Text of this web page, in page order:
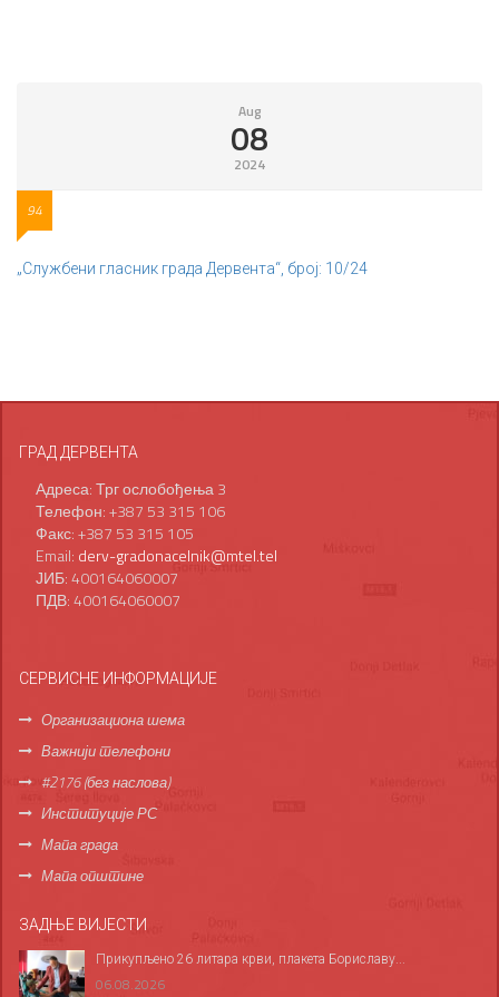
Aug
08
2024
94
„Службени гласник града Дервента“, број: 10/24
ГРАД ДЕРВЕНТА
Адреса: Трг ослобођења 3
Телефон: +387 53 315 106
Факс: +387 53 315 105
Email: derv-gradonacelnik@mtel.tel
ЈИБ: 400164060007
ПДВ: 400164060007
СЕРВИСНЕ ИНФОРМАЦИЈЕ
Организациона шема
Важнији телефони
#2176 (без наслова)
Институције РС
Мапа града
Мапа општине
ЗАДЊЕ ВИЈЕСТИ
Прикупљено 26 литара крви, плакета Бориславу...
06.08.2026